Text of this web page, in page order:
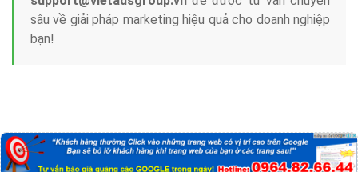
sâu về giải pháp marketing hiệu quả cho doanh nghiệp
bạn!